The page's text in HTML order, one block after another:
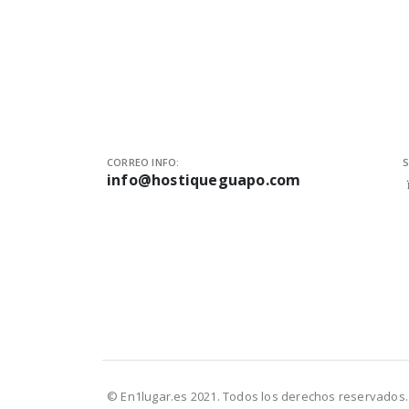
CORREO INFO:
info@hostiqueguapo.com
© En1lugar.es 2021. Todos los derechos reservados.